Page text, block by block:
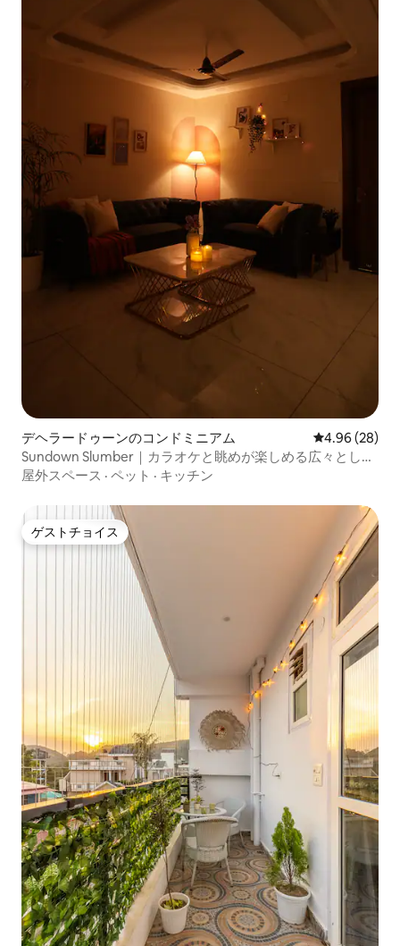
デヘラードゥーンのコンドミニアム レビュー28
4.96 (28)
Sundown Slumber｜カラオケと眺めが楽しめる広々とした
2ベッドルームのアパートメント
屋外スペース · ペット · キッチン
ゲストチョイス
ゲストチョイス